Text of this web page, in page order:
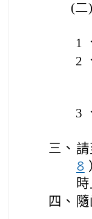
(二)
1
2
3
三、
8
時
四、